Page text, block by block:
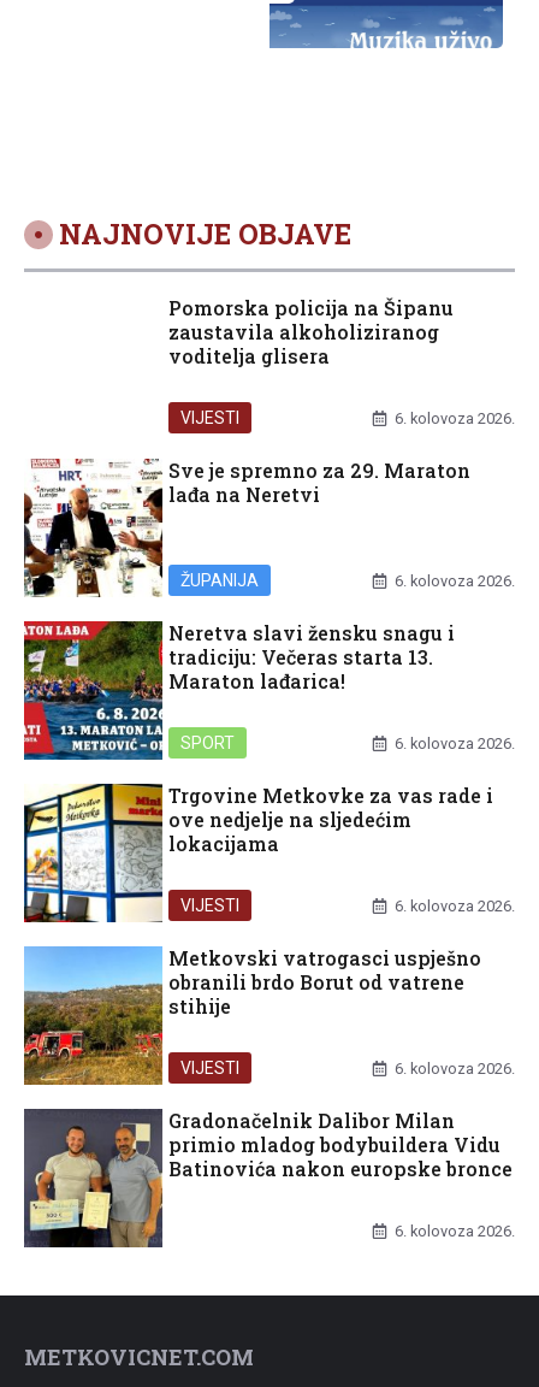
NAJNOVIJE OBJAVE
Pomorska policija na Šipanu
zaustavila alkoholiziranog
voditelja glisera
VIJESTI 6. kolovoza 2026.
Sve je spremno za 29. Maraton
lađa na Neretvi
ŽUPANIJA 6. kolovoza 2026.
Neretva slavi žensku snagu i
tradiciju: Večeras starta 13.
Maraton lađarica!
SPORT 6. kolovoza 2026.
Trgovine Metkovke za vas rade i
ove nedjelje na sljedećim
lokacijama
VIJESTI 6. kolovoza 2026.
Metkovski vatrogasci uspješno
obranili brdo Borut od vatrene
stihije
VIJESTI 6. kolovoza 2026.
Gradonačelnik Dalibor Milan
primio mladog bodybuildera Vidu
Batinovića nakon europske bronce
6. kolovoza 2026.
METKOVICNET.COM